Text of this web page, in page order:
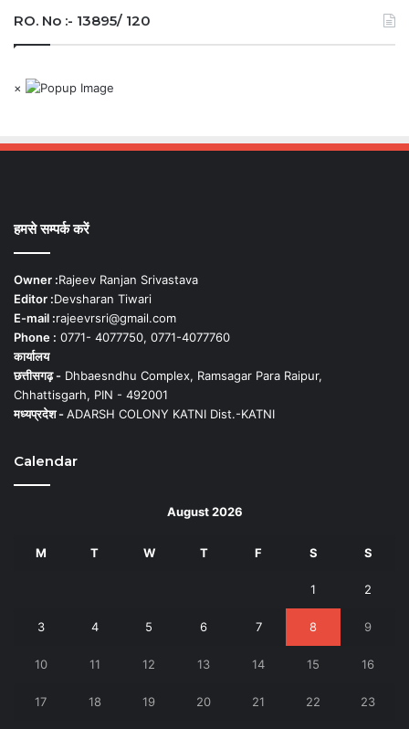
RO. No :- 13895/ 120
×
हमसे सम्पर्क करें
Owner :Rajeev Ranjan Srivastava
Editor :Devsharan Tiwari
E-mail :rajeevrsri@gmail.com
Phone : 0771- 4077750, 0771-4077760
कार्यालय
छत्तीसगढ़ - Dhbaesndhu Complex, Ramsagar Para Raipur,
Chhattisgarh, PIN - 492001
मध्यप्रदेश -ADARSH COLONY KATNI Dist.-KATNI
Calendar
August 2026
M T W T F S S
1 2
3 4 5 6 7 8 9
10 11 12 13 14 15 16
17 18 19 20 21 22 23